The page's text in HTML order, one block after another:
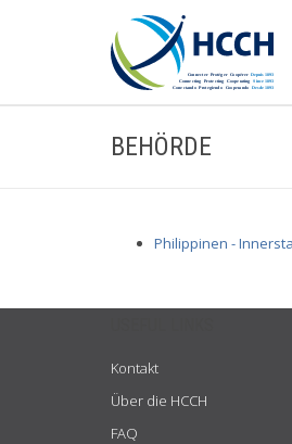
BEHÖRDE
Philippinen -
Kontakt
Über die HCCH
FAQ